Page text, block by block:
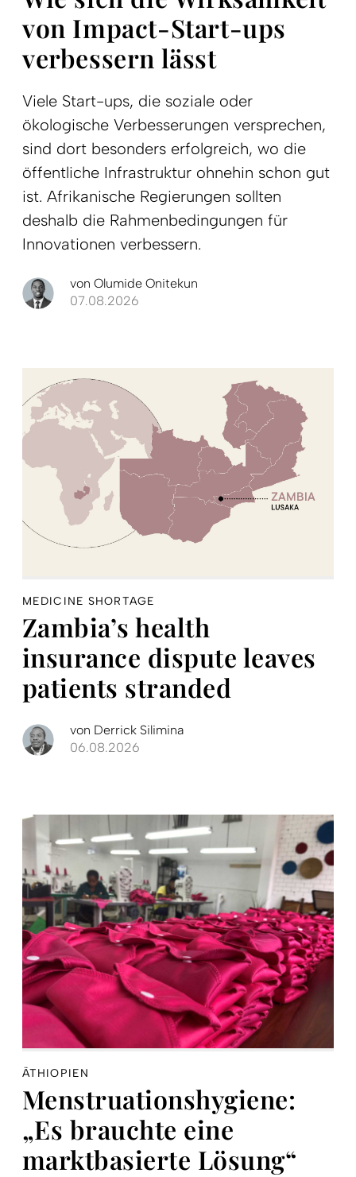
von Impact-Start-ups
verbessern lässt
Viele Start-ups, die soziale oder
ökologische Verbesserungen versprechen,
sind dort besonders erfolgreich, wo die
öffentliche Infrastruktur ohnehin schon gut
ist. Afrikanische Regierungen sollten
deshalb die Rahmenbedingungen für
Innovationen verbessern.
von Olumide Onitekun
07.08.2026
MEDICINE SHORTAGE
Zambia’s health
insurance dispute leaves
patients stranded
von Derrick Silimina
06.08.2026
ÄTHIOPIEN
Menstruationshygiene:
„Es brauchte eine
marktbasierte Lösung“